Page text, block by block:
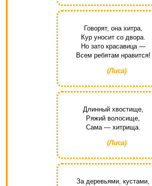
Говорят, она хитра,
Кур уносит со двора.
Но зато красавица —
Всем ребятам нравится!
(Лиса)
Длинный хвостище,
Ряжий волосище,
Сама — хитрища.
(Лиса)
За деревьями, кустами,